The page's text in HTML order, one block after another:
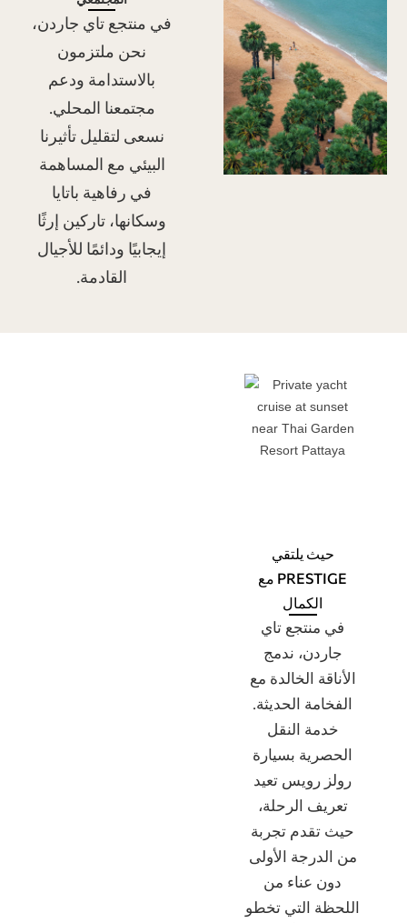
في منتجع تاي جاردن،
نحن ملتزمون
بالاستدامة ودعم
مجتمعنا المحلي.
نسعى لتقليل تأثيرنا
البيئي مع المساهمة
في رفاهية باتايا
وسكانها، تاركين إرثًا
إيجابيًا ودائمًا للأجيال
القادمة.
حيث يلتقي
PRESTIGE مع
الكمال
في منتجع تاي
جاردن، ندمج
الأناقة الخالدة مع
الفخامة الحديثة.
خدمة النقل
الحصرية بسيارة
رولز رويس تعيد
تعريف الرحلة،
حيث تقدم تجربة
من الدرجة الأولى
دون عناء من
اللحظة التي تخطو